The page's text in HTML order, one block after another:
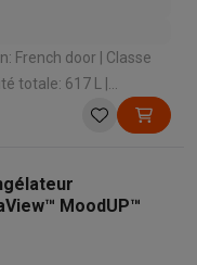
door | Classe
Dispensateur: Aucune | Niveau sonore: 40 dB
MoodUP™